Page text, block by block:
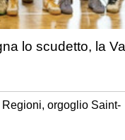
lo scudetto, la
orgoglio Saint-